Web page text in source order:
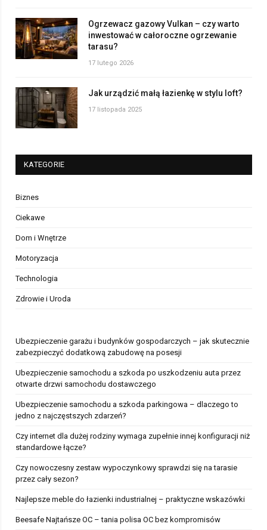
Ogrzewacz gazowy Vulkan – czy warto
inwestować w całoroczne ogrzewanie
tarasu?
17 lutego 2026
Jak urządzić małą łazienkę w stylu loft?
17 listopada 2025
KATEGORIE
Biznes
Ciekawe
Dom i Wnętrze
Motoryzacja
Technologia
Zdrowie i Uroda
Ubezpieczenie garażu i budynków gospodarczych – jak skutecznie
zabezpieczyć dodatkową zabudowę na posesji
Ubezpieczenie samochodu a szkoda po uszkodzeniu auta przez
otwarte drzwi samochodu dostawczego
Ubezpieczenie samochodu a szkoda parkingowa – dlaczego to
jedno z najczęstszych zdarzeń?
Czy internet dla dużej rodziny wymaga zupełnie innej konfiguracji niż
standardowe łącze?
Czy nowoczesny zestaw wypoczynkowy sprawdzi się na tarasie
przez cały sezon?
Najlepsze meble do łazienki industrialnej – praktyczne wskazówki
Beesafe Najtańsze OC – tania polisa OC bez kompromisów